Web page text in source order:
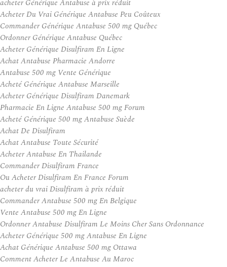
acheter Générique Antabuse à prix réduit
Acheter Du Vrai Générique Antabuse Peu Coûteux
Commander Générique Antabuse 500 mg Québec
Ordonner Générique Antabuse Québec
Acheter Générique Disulfiram En Ligne
Achat Antabuse Pharmacie Andorre
Antabuse 500 mg Vente Générique
Acheté Générique Antabuse Marseille
Acheter Générique Disulfiram Danemark
Pharmacie En Ligne Antabuse 500 mg Forum
Acheté Générique 500 mg Antabuse Suède
Achat De Disulfiram
Achat Antabuse Toute Sécurité
Acheter Antabuse En Thailande
Commander Disulfiram France
Ou Acheter Disulfiram En France Forum
acheter du vrai Disulfiram à prix réduit
Commander Antabuse 500 mg En Belgique
Vente Antabuse 500 mg En Ligne
Ordonner Antabuse Disulfiram Le Moins Cher Sans Ordonnance
Acheter Générique 500 mg Antabuse En Ligne
Achat Générique Antabuse 500 mg Ottawa
Comment Acheter Le Antabuse Au Maroc